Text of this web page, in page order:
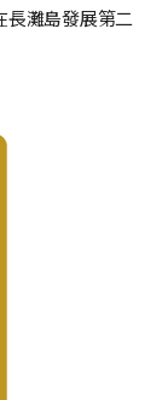
長灘島發展第二